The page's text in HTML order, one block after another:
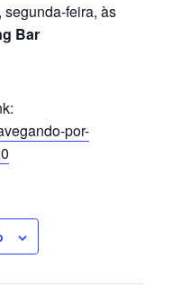
, segunda-feira, às
Bar
por-